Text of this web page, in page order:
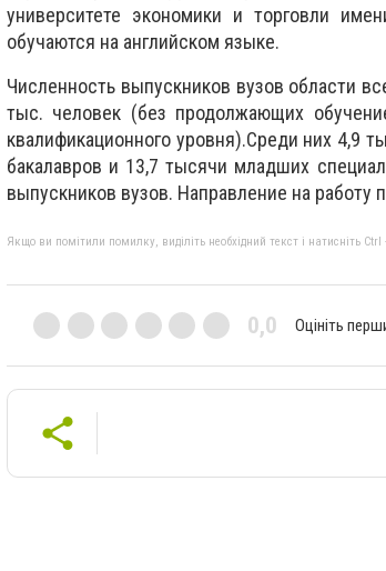
университете экономики и торговли
обучаются на английском языке.
Численность выпускников вузов области
тыс. человек (без продолжающих
квалификационного уровня).Среди них 4,9
бакалавров и 13,7 тысячи младших
выпускников вузов. Направление на работу
Якщо ви помітили помилку, виділіть необхідний текст і натисніть
0,0 Оцініть